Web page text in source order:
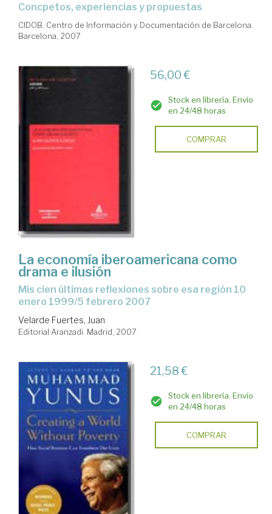
concpetos, experiencias y propuestas
CIDOB. Centro de Información y Documentación de Barcelona.
Barcelona, 2007
56,00 €
Stock en librería. Envío
en 24/48 horas
COMPRAR
La economía iberoamericana como
drama e ilusión
mis cien últimas reflexiones sobre esa región 10
enero 1999/5 febrero 2007
Velarde Fuertes, Juan
Editorial Aranzadi. Madrid, 2007
21,58 €
Stock en librería. Envío
en 24/48 horas
COMPRAR